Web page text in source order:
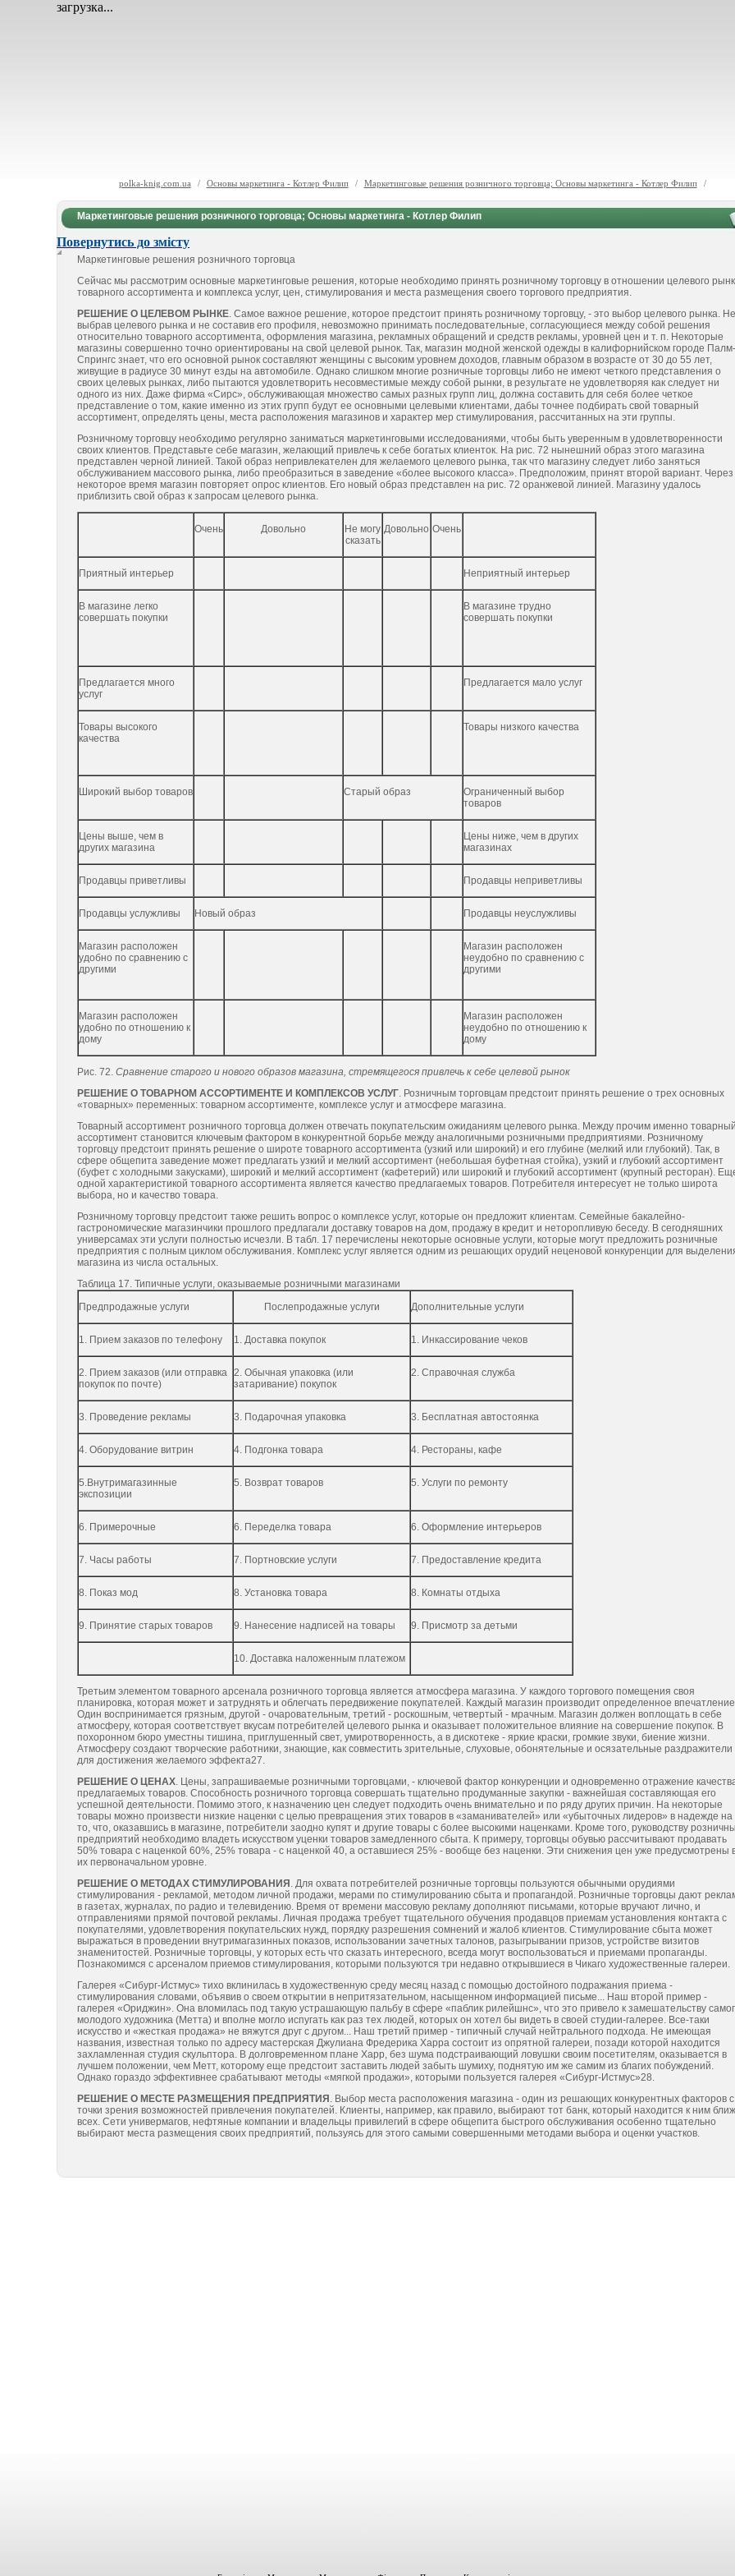
загрузка...
polka-knig.com.ua / Основы маркетинга - Котлер Филип / Маркетинговые решения розничного торговца; Основы маркетинга - Котлер Филип /
Маркетинговые решения розничного торговца; Основы маркетинга - Котлер Филип
Повернутись до змісту
Маркетинговые решения розничного торговца
Сейчас мы рассмотрим основные маркетинговые решения, которые необходимо принять розничному торговцу в отношении целевого
товарного ассортимента и комплекса услуг, цен, стимулирования и места размещения своего торгового предприятия.
РЕШЕНИЕ О ЦЕЛЕВОМ РЫНКЕ. Самое важное решение, которое предстоит принять розничному торговцу, - это выбор целевого рынка. Не
выбрав целевого рынка и не составив его профиля, невозможно принимать последовательные, согласующиеся между собой решения
относительно товарного ассортимента, оформления магазина, рекламных обращений и средств рекламы, уровней цен и т. п. Некоторые
магазины совершенно точно ориентированы на свой целевой рынок. Так, магазин модной женской одежды в калифорнийском городе Палм-
Спрингс знает, что его основной рынок составляют женщины с высоким уровнем доходов, главным образом в возрасте от 30 до 55 лет,
живущие в радиусе 30 минут езды на автомобиле. Однако слишком многие розничные торговцы либо не имеют четкого представления о
своих целевых рынках, либо пытаются удовлетворить несовместимые между собой рынки, в результате не удовлетворяя как следует ни
одного из них. Даже фирма «Сирс», обслуживающая множество самых разных групп лиц, должна составить для себя более четкое
представление о том, какие именно из этих групп будут ее основными целевыми клиентами, дабы точнее подбирать свой товарный
ассортимент, определять цены, места расположения магазинов и характер мер стимулирования, рассчитанных на эти группы.
Розничному торговцу необходимо регулярно заниматься маркетинговыми исследованиями, чтобы быть уверенным в удовлетворенности
своих клиентов. Представьте себе магазин, желающий привлечь к себе богатых клиенток. На рис. 72 нынешний образ этого магазина
представлен черной линией. Такой образ непривлекателен для желаемого целевого рынка, так что магазину следует либо заняться
обслуживанием массового рынка, либо преобразиться в заведение «более высокого класса». Предположим, принят второй вариант. Через
некоторое время магазин повторяет опрос клиентов. Его новый образ представлен на рис. 72 оранжевой линией. Магазину удалось
приблизить свой образ к запросам целевого рынка.
Очень Довольно
Не могу
сказать
Довольно Очень
Приятный интерьер Неприятный интерьер
В магазине легко
совершать покупки
В магазине трудно
совершать покупки
Предлагается много
услуг
Предлагается мало услуг
Товары высокого
качества
Товары низкого качества
Широкий выбор товаров Старый образ
Ограниченный выбор
товаров
Цены выше, чем в
других магазина
Цены ниже, чем в других
магазинах
Продавцы приветливы Продавцы неприветливы
Продавцы услужливы Новый образ Продавцы неуслужливы
Магазин расположен
удобно по сравнению с
другими
Магазин расположен
неудобно по сравнению с
другими
Магазин расположен
удобно по отношению к
дому
Магазин расположен
неудобно по отношению к
дому
Рис. 72. Сравнение старого и нового образов магазина, стремящегося привлечь к себе целевой рынок
РЕШЕНИЕ О ТОВАРНОМ АССОРТИМЕНТЕ И КОМПЛЕКСОВ УСЛУГ. Розничным торговцам предстоит принять решение о трех основных
«товарных» переменных: товарном ассортименте, комплексе услуг и атмосфере магазина.
Товарный ассортимент розничного торговца должен отвечать покупательским ожиданиям целевого рынка. Между прочим именно товарный
ассортимент становится ключевым фактором в конкурентной борьбе между аналогичными розничными предприятиями. Розничному
торговцу предстоит принять решение о широте товарного ассортимента (узкий или широкий) и его глубине (мелкий или глубокий). Так, в
сфере общепита заведение может предлагать узкий и мелкий ассортимент (небольшая буфетная стойка), узкий и глубокий ассортимент
(буфет с холодными закусками), широкий и мелкий ассортимент (кафетерий) или широкий и глубокий ассортимент (крупный ресторан).
одной характеристикой товарного ассортимента является качество предлагаемых товаров. Потребителя интересует не только широта
выбора, но и качество товара.
Розничному торговцу предстоит также решить вопрос о комплексе услуг, которые он предложит клиентам. Семейные бакалейно-
гастрономические магазинчики прошлого предлагали доставку товаров на дом, продажу в кредит и неторопливую беседу. В сегодняшних
универсамах эти услуги полностью исчезли. В табл. 17 перечислены некоторые основные услуги, которые могут предложить розничные
предприятия с полным циклом обслуживания. Комплекс услуг является одним из решающих орудий неценовой конкуренции для
магазина из числа остальных.
Таблица 17. Типичные услуги, оказываемые розничными магазинами
Предпродажные услуги
Послепродажные услуги Дополнительные услуги
1. Прием заказов по телефону 1. Доставка покупок 1. Инкассирование чеков
2. Прием заказов (или отправка
покупок по почте)
2. Обычная упаковка (или
затаривание) покупок
2. Справочная служба
3. Проведение рекламы 3. Подарочная упаковка 3. Бесплатная автостоянка
4. Оборудование витрин 4. Подгонка товара 4. Рестораны, кафе
5.Внутримагазинные
экспозиции
5. Возврат товаров 5. Услуги по ремонту
6. Примерочные 6. Переделка товара 6. Оформление интерьеров
7. Часы работы 7. Портновские услуги 7. Предоставление кредита
8. Показ мод 8. Установка товара 8. Комнаты отдыха
9. Принятие старых товаров 9. Нанесение надписей на товары 9. Присмотр за детьми
10. Доставка наложенным платежом
Третьим элементом товарного арсенала розничного торговца является атмосфера магазина. У каждого торгового помещения своя
планировка, которая может и затруднять и облегчать передвижение покупателей. Каждый магазин производит определенное
Один воспринимается грязным, другой - очаровательным, третий - роскошным, четвертый - мрачным. Магазин должен воплощать в себе
атмосферу, которая соответствует вкусам потребителей целевого рынка и оказывает положительное влияние на совершение покупок. В
похоронном бюро уместны тишина, приглушенный свет, умиротворенность, а в дискотеке - яркие краски, громкие звуки, биение жизни.
Атмосферу создают творческие работники, знающие, как совместить зрительные, слуховые, обонятельные и осязательные раздражители
для достижения желаемого эффекта27.
РЕШЕНИЕ О ЦЕНАХ. Цены, запрашиваемые розничными торговцами, - ключевой фактор конкуренции и одновременно отражение
предлагаемых товаров. Способность розничного торговца совершать тщательно продуманные закупки - важнейшая составляющая его
успешной деятельности. Помимо этого, к назначению цен следует подходить очень внимательно и по ряду других причин. На некоторые
товары можно произвести низкие наценки с целью превращения этих товаров в «заманивателей» или «убыточных лидеров» в надежде на
то, что, оказавшись в магазине, потребители заодно купят и другие товары с более высокими наценками. Кроме того, руководству
предприятий необходимо владеть искусством уценки товаров замедленного сбыта. К примеру, торговцы обувью рассчитывают продавать
50% товара с наценкой 60%, 25% товара - с наценкой 40, а оставшиеся 25% - вообще без наценки. Эти снижения цен уже предусмотрены
их первоначальном уровне.
РЕШЕНИЕ О МЕТОДАХ СТИМУЛИРОВАНИЯ . Для охвата потребителей розничные торговцы пользуются обычными орудиями
стимулирования - рекламой, методом личной продажи, мерами по стимулированию сбыта и пропагандой. Розничные торговцы дают
в газетах, журналах, по радио и телевидению. Время от времени массовую рекламу дополняют письмами, которые вручают лично, и
отправлениями прямой почтовой рекламы. Личная продажа требует тщательного обучения продавцов приемам установления контакта с
покупателями, удовлетворения покупательских нужд, порядку разрешения сомнений и жалоб клиентов. Стимулирование сбыта может
выражаться в проведении внутримагазинных показов, использовании зачетных талонов, разыгрывании призов, устройстве визитов
знаменитостей. Розничные торговцы, у которых есть что сказать интересного, всегда могут воспользоваться и приемами пропаганды.
Познакомимся с арсеналом приемов стимулирования, которыми пользуются три недавно открывшиеся в Чикаго художественные галереи.
Галерея «Сибург-Истмус» тихо вклинилась в художественную среду месяц назад с помощью достойного подражания приема -
стимулирования словами, объявив о своем открытии в непритязательном, насыщенном информацией письме... Наш второй пример -
галерея «Ориджин». Она вломилась под такую устрашающую пальбу в сфере «паблик рилейшнс», что это привело к замешательству
молодого художника (Метта) и вполне могло испугать как раз тех людей, которых он хотел бы видеть в своей студии-галерее. Все-таки
искусство и «жесткая продажа» не вяжутся друг с другом... Наш третий пример - типичный случай нейтрального подхода. Не имеющая
названия, известная только по адресу мастерская Джулиана Фредерика Харра состоит из опрятной галереи, позади которой находится
захламленная студия скульптора. В долговременном плане Харр, без шума подстраивающий ловушки своим посетителям, оказывается в
лучшем положении, чем Метт, которому еще предстоит заставить людей забыть шумиху, поднятую им же самим из благих побуждений.
Однако гораздо эффективнее срабатывают методы «мягкой продажи», которыми пользуется галерея «Сибург-Истмус»28.
РЕШЕНИЕ О МЕСТЕ РАЗМЕЩЕНИЯ ПРЕДПРИЯТИЯ . Выбор места расположения магазина - один из решающих конкурентных факторов с
точки зрения возможностей привлечения покупателей. Клиенты, например, как правило, выбирают тот банк, который находится к ним
всех. Сети универмагов, нефтяные компании и владельцы привилегий в сфере общепита быстрого обслуживания особенно тщательно
выбирают места размещения своих предприятий, пользуясь для этого самыми совершенными методами выбора и оценки участков.